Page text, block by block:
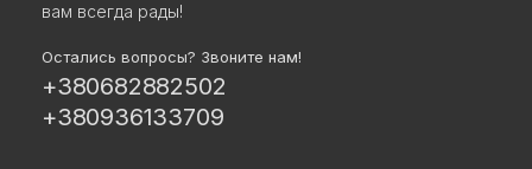
вам всегда рады!
Остались вопросы? Звоните нам!
+380682882502
+380936133709